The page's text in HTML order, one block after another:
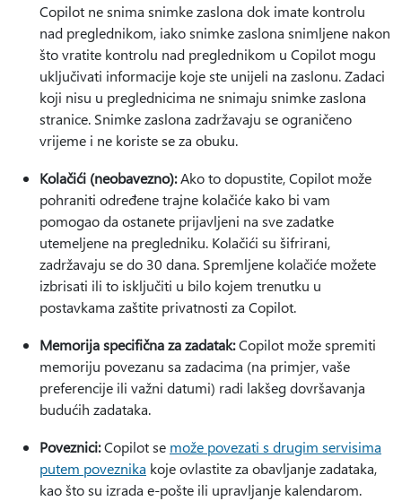
Copilot ne snima snimke zaslona dok imate kontrolu
nad preglednikom, iako snimke zaslona snimljene nakon
što vratite kontrolu nad preglednikom u Copilot mogu
uključivati informacije koje ste unijeli na zaslonu. Zadaci
koji nisu u preglednicima ne snimaju snimke zaslona
stranice. Snimke zaslona zadržavaju se ograničeno
vrijeme i ne koriste se za obuku.
Kolačići (neobavezno):Ako to dopustite, Copilot može
pohraniti određene trajne kolačiće kako bi vam
pomogao da ostanete prijavljeni na sve zadatke
utemeljene na pregledniku. Kolačići su šifrirani,
zadržavaju se do 30 dana. Spremljene kolačiće možete
izbrisati ili to isključiti u bilo kojem trenutku u
postavkama zaštite privatnosti za Copilot.
Memorija specifična za zadatak:Copilot može spremiti
memoriju povezanu sa zadacima (na primjer, vaše
preferencije ili važni datumi) radi lakšeg dovršavanja
budućih zadataka.
Poveznici:Copilot se može povezati s drugim servisima
putem poveznika koje ovlastite za obavljanje zadataka,
kao što su izrada e-pošte ili upravljanje kalendarom.